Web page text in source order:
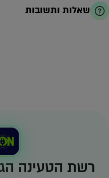
שאלות ותשובות
רשת הטעינה